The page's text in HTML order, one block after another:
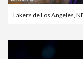
Lakers de Los Angeles,